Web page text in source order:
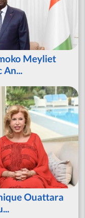
Meyliet
An...
Ouattara